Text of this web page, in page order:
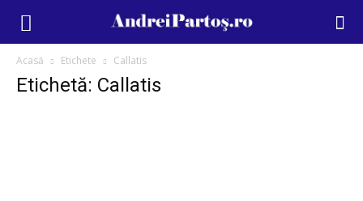
Acasă Etichete Callatis
Etichetă: Callatis